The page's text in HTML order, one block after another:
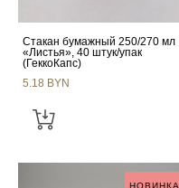
Стакан бумажный 250/270 мл
«Листья», 40 штук/упак
(ГеккоКапс)
5.18 BYN
НОВИНКА